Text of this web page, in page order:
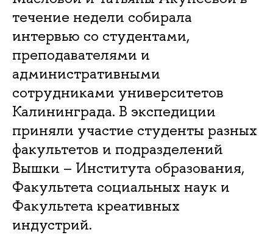
течение недели собирала
интервью со студентами,
преподавателями и
административными
сотрудниками университетов
Калининграда. В экспедиции
приняли участие студенты разных
факультетов и подразделений
Вышки – Института образования,
Факультета социальных наук и
Факультета креативных
индустрий.